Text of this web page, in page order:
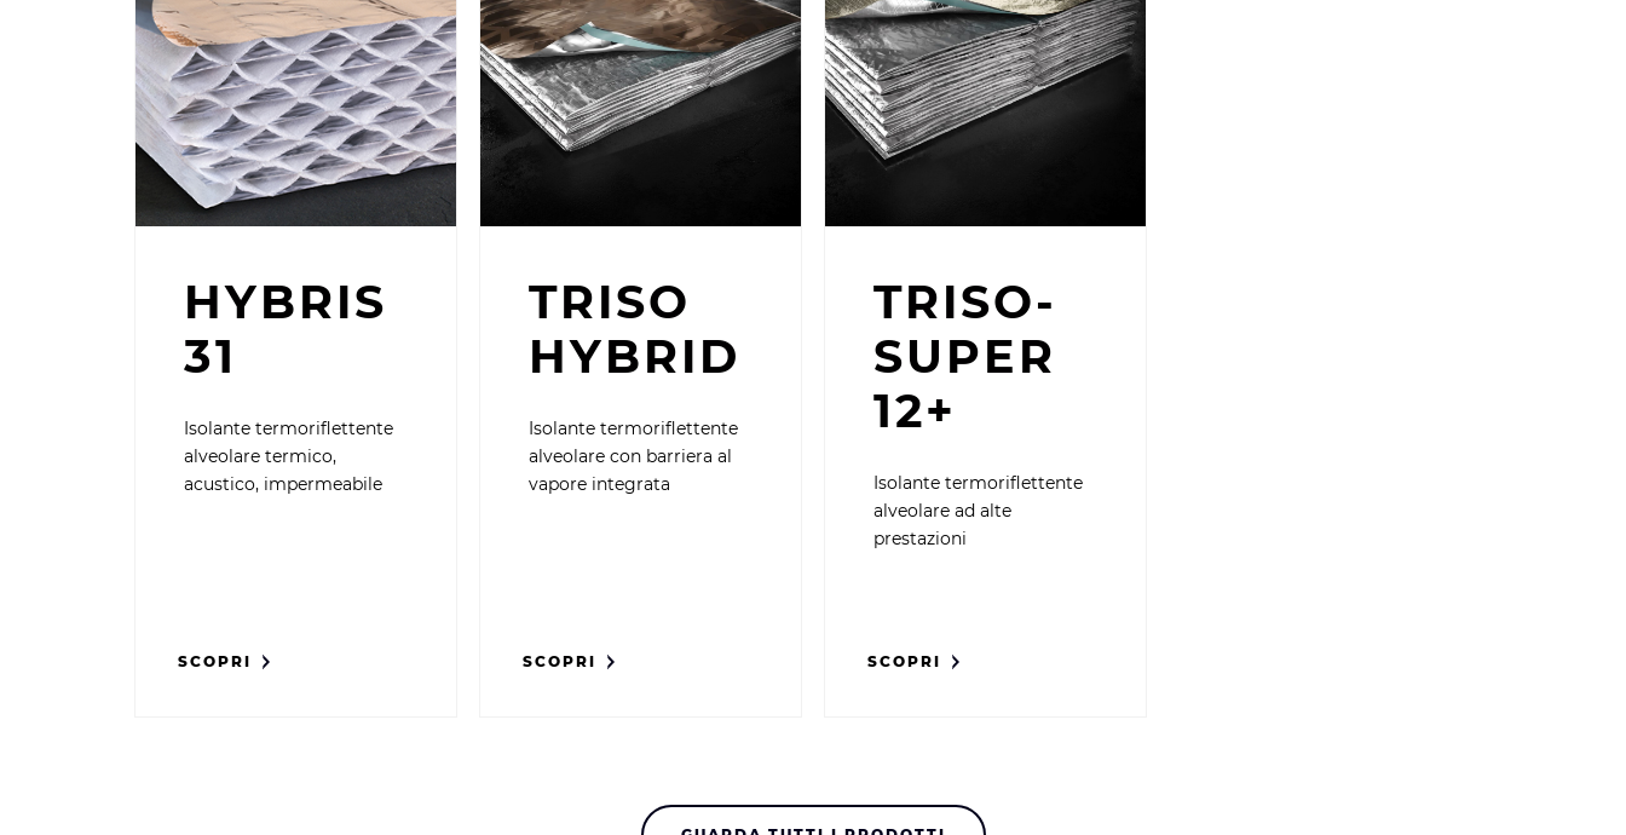
HYBRIS
31
Isolante termoriflettente
alveolare termico,
acustico, impermeabile
SCOPRI
TRISO
HYBRID
Isolante termoriflettente
alveolare con barriera al
vapore integrata
SCOPRI
TRISO-
SUPER
12+
Isolante termoriflettente
alveolare ad alte
prestazioni
SCOPRI